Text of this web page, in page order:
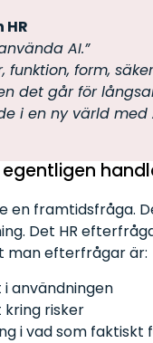
AI.”
funktion, form,
det går för
i en ny värld med
en framtidsfråga.
Det HR
man efterfrågar är:
användningen
risker
i vad som faktiskt